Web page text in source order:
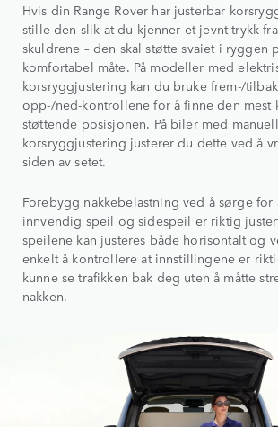
Hvis din Range Rover har justerbar
stille den slik at du kjenner et jevnt trykk
skuldrene – den skal støtte svaiet i ryggen
komfortabel måte. På modeller med
korsryggjustering kan du bruke frem‑/
opp‑/ned‑kontrollene for å finne den
støttende posisjonen. På biler med manuell
korsryggjustering justerer du dette ved å
siden av setet.
Forebygg nakkebelastning ved å sørge for
innvendig speil og sidespeil er riktig
speilene kan justeres både horisontalt og
enkelt å kontrollere at innstillingene er
kunne se trafikken bak deg uten å måtte
nakken.